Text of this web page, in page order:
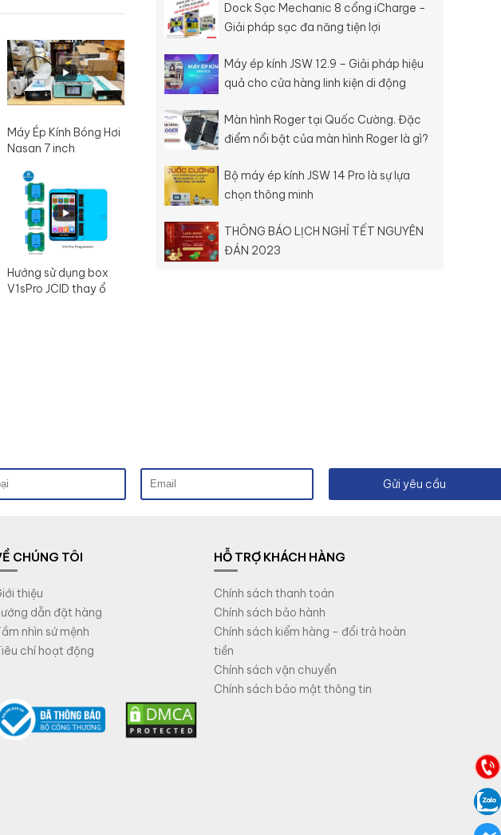
Máy Ép Kính Bóng Hơi
Nasan 7 inch
Hướng sử dụng box
V1sPro JCID thay ổ
Dock Sạc Mechanic 8 cổng iCharge -
Giải pháp sạc đa năng tiện lợi
Máy ép kính JSW 12.9 – Giải pháp hiệu
quả cho cửa hàng linh kiện di động
Màn hình Roger tại Quốc Cường. Đặc
điểm nổi bật của màn hình Roger là gì?
Bộ máy ép kính JSW 14 Pro là sự lựa
chọn thông minh
THÔNG BÁO LỊCH NGHỈ TẾT NGUYÊN
ĐÁN 2023
Gửi yêu cầu
CHÚNG TÔI
thiệu
dẫn đặt hàng
nhìn sứ mệnh
chí hoạt động
HỖ TRỢ KHÁCH HÀNG
Chính sách thanh toán
Chính sách bảo hành
Chính sách kiểm hàng - đổi trả hoàn
tiền
Chính sách vận chuyển
Chính sách bảo mật thông tin